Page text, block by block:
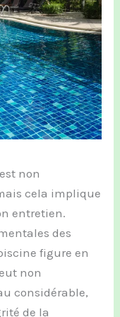
non
cela implique
entretien.
des
figure en
non
considérable,
de la